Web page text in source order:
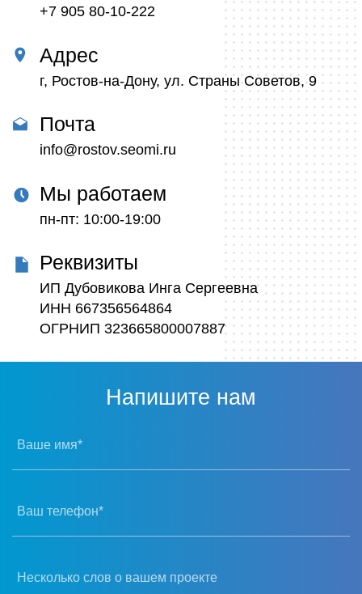
+7 905 80-10-222
Адрес
г, Ростов-на-Дону, ул. Страны Советов, 9
Почта
info@rostov.seomi.ru
Мы работаем
пн-пт: 10:00-19:00
Реквизиты
ИП Дубовикова Инга Сергеевна
ИНН 667356564864
ОГРНИП 323665800007887
Напишите нам
Ваше имя*
Ваш телефон*
Несколько слов о вашем проекте